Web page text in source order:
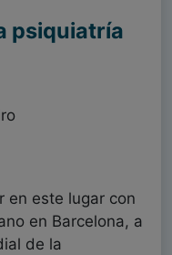
psiquiatría
en este lugar con
en Barcelona, a
de la